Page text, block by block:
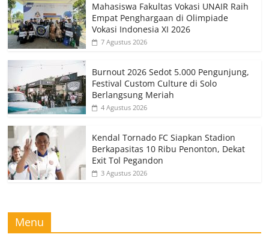
Mahasiswa Fakultas Vokasi UNAIR Raih
Empat Penghargaan di Olimpiade
Vokasi Indonesia XI 2026
7 Agustus 2026
Burnout 2026 Sedot 5.000 Pengunjung,
Festival Custom Culture di Solo
Berlangsung Meriah
4 Agustus 2026
Kendal Tornado FC Siapkan Stadion
Berkapasitas 10 Ribu Penonton, Dekat
Exit Tol Pegandon
3 Agustus 2026
Menu